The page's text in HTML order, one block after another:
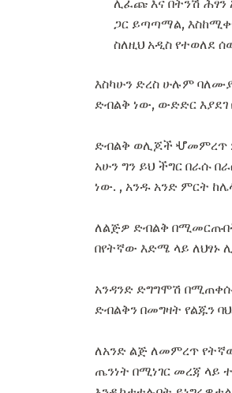
ሊፈጩ እና በትንሽ
ጋር ይጣጣማል,
ስለዚህ አዲስ የተወለደ
እስካሁን ድረስ ሁሉም
ድብልቅ ነው, ውድድር
ድብልቅ ወሊጆች ሇመምረጥ
አሁን ግን ይህ ችግር በራሱ
ነው. , አንዱ አንድ ምርት
ለልጅዎ ድብልቅ
በየትኛው እድሜ ላይ ለህፃኑ
አንዳንድ ድግግሞሽ
ድብልቅን በመግዛት የልጁን
ለአንድ ልጅ ለመምረጥ
ጤንነት በሚነገር መረጃ ላይ